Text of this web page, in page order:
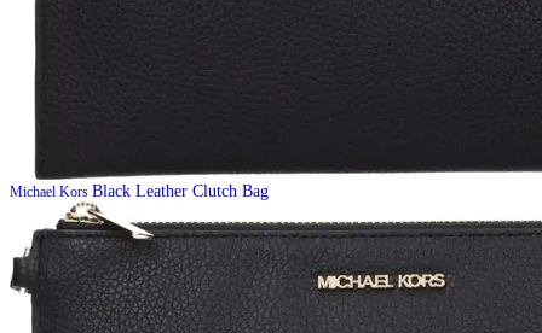
Michael Kors Black Leather Clutch Bag